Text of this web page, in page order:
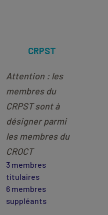
CRPST
Attention : les
membres du
CRPST sont à
désigner parmi
les membres du
CROCT
3 membres
titulaires
6 membres
suppléants